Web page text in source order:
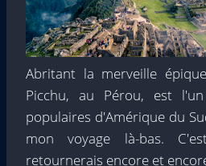
Abritant la merveille
Picchu, au Pérou, est
populaires d'Amérique du
mon voyage là-bas.
retournerais encore et